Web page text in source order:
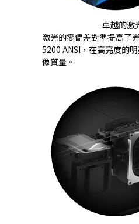
卓越的激
激光的零偏差對準提高了
5200 ANSI，在高亮度的
像質量。